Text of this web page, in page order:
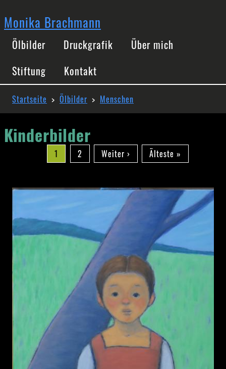
zum
Inhalt
Monika Brachmann
Hauptnavigation
Ölbilder Druckgrafik
Über mich
Stiftung
Kontakt
Startseite Ölbilder Menschen
Kinderbilder
Seitennummerierung
Aktuelle
Seite
1 Seite
2
Nächste
Seite
Weiter ›
Letzte
Seite
Älteste »